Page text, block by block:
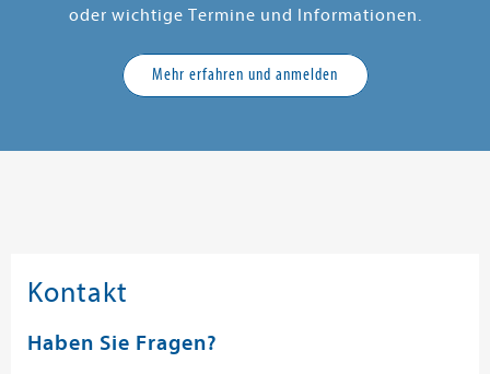
oder wichtige Termine und Informationen.
Mehr erfahren und anmelden
Kontakt
Haben Sie Fragen?